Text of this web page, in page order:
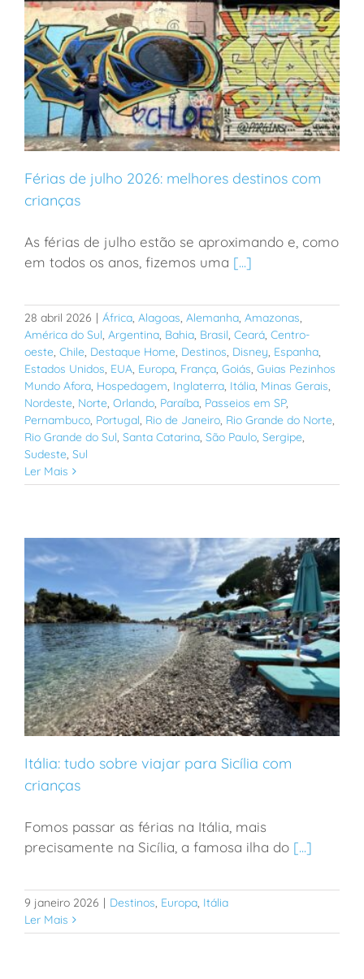
Férias de julho 2026: melhores destinos com crianças
Férias de julho 2026: melhores destinos com
crianças
As férias de julho estão se aproximando e, como
em todos os anos, fizemos uma [...]
28 abril 2026 | África Alagoas Alemanha Amazonas
América do Sul Argentina Bahia Brasil Ceará Centro-
oeste Chile Destaque Home Destinos Disney Espanha
Estados Unidos EUA Europa França Goiás Guias Pezinhos
Mundo Afora Hospedagem Inglaterra Itália Minas Gerais
Nordeste Norte Orlando Paraíba Passeios em SP,
Pernambuco Portugal Rio de Janeiro Rio Grande do Norte
Rio Grande do Sul Santa Catarina São Paulo Sergipe
Sudeste Sul
Ler Mais
Itália: tudo sobre viajar para Sicília com crianças
Itália: tudo sobre viajar para Sicília com
crianças
Fomos passar as férias na Itália, mais
precisamente na Sicília, a famosa ilha do [...]
9 janeiro 2026 Destinos, Europa, Itália
Ler Mais